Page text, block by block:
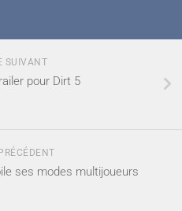
SUIVANT
pour Dirt 5
ses modes multijoueurs